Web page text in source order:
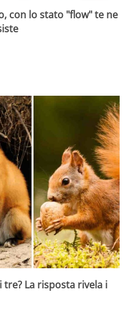
con lo stato "flow" te ne
La risposta rivela i